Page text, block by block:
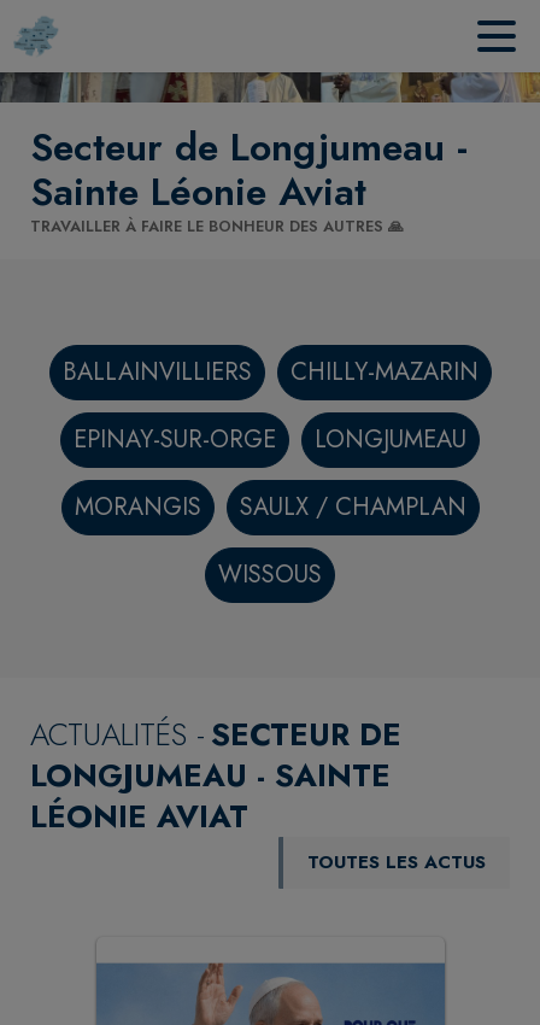
Contenu
Secteur de Longjumeau -
Sainte Léonie Aviat
TRAVAILLER À FAIRE LE BONHEUR DES AUTRES 🙏
BALLAINVILLIERS
CHILLY-MAZARIN
EPINAY-SUR-ORGE
LONGJUMEAU
MORANGIS
SAULX / CHAMPLAN
WISSOUS
ACTUALITÉS -SECTEUR DE
LONGJUMEAU - SAINTE
LÉONIE AVIAT
TOUTES LES ACTUS